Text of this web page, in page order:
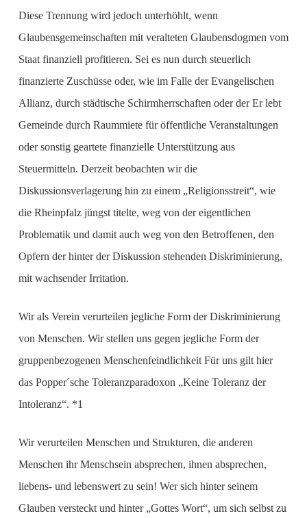
Diese Trennung wird jedoch unterhöhlt, wenn
Glaubensgemeinschaften mit veralteten Glaubensdogmen vom
Staat finanziell profitieren. Sei es nun durch steuerlich
finanzierte Zuschüsse oder, wie im Falle der Evangelischen
Allianz, durch städtische Schirmherrschaften oder der Er lebt
Gemeinde durch Raummiete für öffentliche Veranstaltungen
oder sonstig geartete finanzielle Unterstützung aus
Steuermitteln. Derzeit beobachten wir die
Diskussionsverlagerung hin zu einem „Religionsstreit“, wie
die Rheinpfalz jüngst titelte, weg von der eigentlichen
Problematik und damit auch weg von den Betroffenen, den
Opfern der hinter der Diskussion stehenden Diskriminierung,
mit wachsender Irritation.
Wir als Verein verurteilen jegliche Form der Diskriminierung
von Menschen. Wir stellen uns gegen jegliche Form der
gruppenbezogenen Menschenfeindlichkeit Für uns gilt hier
das Popper´sche Toleranzparadoxon „Keine Toleranz der
Intoleranz“. *1
Wir verurteilen Menschen und Strukturen, die anderen
Menschen ihr Menschsein absprechen, ihnen absprechen,
liebens- und lebenswert zu sein! Wer sich hinter seinem
Glauben versteckt und hinter „Gottes Wort“, um sich selbst zu